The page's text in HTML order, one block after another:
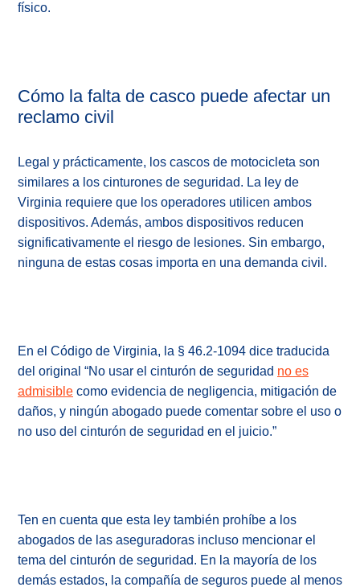
físico.
Cómo la falta de casco puede afectar un
reclamo civil
Legal y prácticamente, los cascos de motocicleta son
similares a los cinturones de seguridad. La ley de
Virginia requiere que los operadores utilicen ambos
dispositivos. Además, ambos dispositivos reducen
significativamente el riesgo de lesiones. Sin embargo,
ninguna de estas cosas importa en una demanda civil.
En el Código de Virginia, la § 46.2-1094 dice traducida
del original “No usar el cinturón de seguridad no es
admisible como evidencia de negligencia, mitigación de
daños, y ningún abogado puede comentar sobre el uso o
no uso del cinturón de seguridad en el juicio.”
Ten en cuenta que esta ley también prohíbe a los
abogados de las aseguradoras incluso mencionar el
tema del cinturón de seguridad. En la mayoría de los
demás estados, la compañía de seguros puede al menos